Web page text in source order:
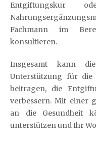
Entgiftungskur
Fachmann im
konsultieren.
Insgesamt kann
Unterstützung für die
beitragen, die
verbessern. Mit einer
an die Gesundheit
unterstützen und Ihr